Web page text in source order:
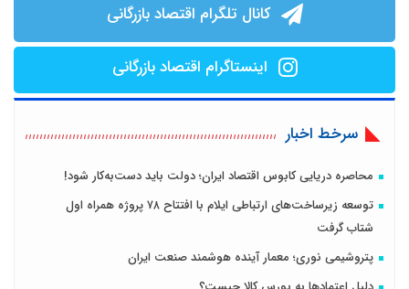
کانال تلگرام اقتصاد بازرگانی
اینستاگرام اقتصاد بازرگانی
سرخط اخبار
محاصره دریایی کابوس اقتصاد ایران؛ دولت باید دست‌به‌کار شود!
توسعه زیرساخت‌های ارتباطی ایلام با افتتاح ۷۸ پروژه همراه اول
شتاب گرفت
پتروشیمی نوری؛ معمار آینده هوشمند صنعت ایران